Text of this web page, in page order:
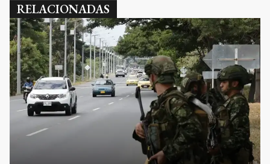
RELACIONADAS